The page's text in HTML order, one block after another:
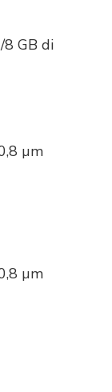
8 GB di
µm
µm